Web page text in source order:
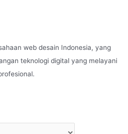
web desain Indonesia, yang
teknologi digital yang melayani